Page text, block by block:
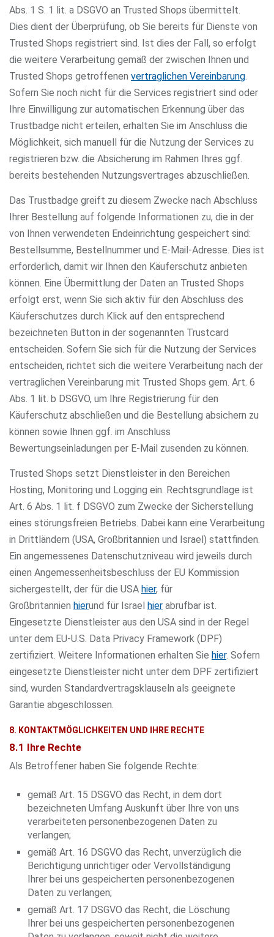
Abs. 1 S. 1 lit. a DSGVO an Trusted Shops übermittelt.
Dies dient der Überprüfung, ob Sie bereits für Dienste von
Trusted Shops registriert sind. Ist dies der Fall, so erfolgt
die weitere Verarbeitung gemäß der zwischen Ihnen und
Trusted Shops getroffenen vertraglichen Vereinbarung.
Sofern Sie noch nicht für die Services registriert sind oder
Ihre Einwilligung zur automatischen Erkennung über das
Trustbadge nicht erteilen, erhalten Sie im Anschluss die
Möglichkeit, sich manuell für die Nutzung der Services zu
registrieren bzw. die Absicherung im Rahmen Ihres ggf.
bereits bestehenden Nutzungsvertrages abzuschließen.
Das Trustbadge greift zu diesem Zwecke nach Abschluss
Ihrer Bestellung auf folgende Informationen zu, die in der
von Ihnen verwendeten Endeinrichtung gespeichert sind:
Bestellsumme, Bestellnummer und E-Mail-Adresse. Dies ist
erforderlich, damit wir Ihnen den Käuferschutz anbieten
können. Eine Übermittlung der Daten an Trusted Shops
erfolgt erst, wenn Sie sich aktiv für den Abschluss des
Käuferschutzes durch Klick auf den entsprechend
bezeichneten Button in der sogenannten Trustcard
entscheiden. Sofern Sie sich für die Nutzung der Services
entscheiden, richtet sich die weitere Verarbeitung nach der
vertraglichen Vereinbarung mit Trusted Shops gem. Art. 6
Abs. 1 lit. b DSGVO, um Ihre Registrierung für den
Käuferschutz abschließen und die Bestellung absichern zu
können sowie Ihnen ggf. im Anschluss
Bewertungseinladungen per E-Mail zusenden zu können.
Trusted Shops setzt Dienstleister in den Bereichen
Hosting, Monitoring und Logging ein. Rechtsgrundlage ist
Art. 6 Abs. 1 lit. f DSGVO zum Zwecke der Sicherstellung
eines störungsfreien Betriebs. Dabei kann eine Verarbeitung
in Drittländern (USA, Großbritannien und Israel) stattfinden.
Ein angemessenes Datenschutzniveau wird jeweils durch
einen Angemessenheitsbeschluss der EU Kommission
sichergestellt, der für die USA hier, für
Großbritannien hierund für Israel hier abrufbar ist.
Eingesetzte Dienstleister aus den USA sind in der Regel
unter dem EU-U.S. Data Privacy Framework (DPF)
zertifiziert. Weitere Informationen erhalten Sie hier. Sofern
eingesetzte Dienstleister nicht unter dem DPF zertifiziert
sind, wurden Standardvertragsklauseln als geeignete
Garantie abgeschlossen.
8. KONTAKTMÖGLICHKEITEN UND IHRE RECHTE
8.1 Ihre Rechte
Als Betroffener haben Sie folgende Rechte:
gemäß Art. 15 DSGVO das Recht, in dem dort
bezeichneten Umfang Auskunft über Ihre von uns
verarbeiteten personenbezogenen Daten zu
verlangen;
gemäß Art. 16 DSGVO das Recht, unverzüglich die
Berichtigung unrichtiger oder Vervollständigung
Ihrer bei uns gespeicherten personenbezogenen
Daten zu verlangen;
gemäß Art. 17 DSGVO das Recht, die Löschung
Ihrer bei uns gespeicherten personenbezogenen